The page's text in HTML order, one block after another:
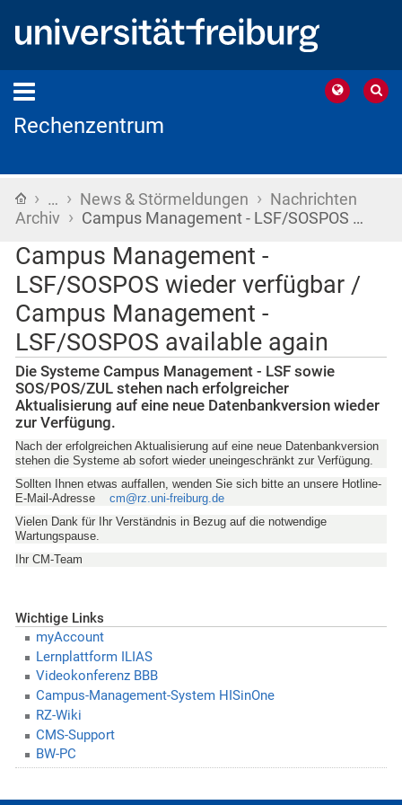
Rechenzentrum
Startseite
› … › News & Störmeldungen › Nachrichten
Archiv › Campus Management - LSF/SOSPOS …
Campus Management -
LSF/SOSPOS wieder verfügbar /
Campus Management -
LSF/SOSPOS available again
Die Systeme Campus Management - LSF sowie
SOS/POS/ZUL stehen nach erfolgreicher
Aktualisierung auf eine neue Datenbankversion wieder
zur Verfügung.
Nach der erfolgreichen Aktualisierung auf eine neue Datenbankversion
stehen die Systeme ab sofort wieder uneingeschränkt zur Verfügung.
Sollten Ihnen etwas auffallen, wenden Sie sich bitte an unsere Hotline-
E-Mail-Adresse
cm@rz.uni-freiburg.de
Vielen Dank für Ihr Verständnis in Bezug auf die notwendige
Wartungspause.
Ihr CM-Team
Wichtige Links
myAccount
Lernplattform ILIAS
Videokonferenz BBB
Campus-Management-System HISinOne
RZ-Wiki
CMS-Support
BW-PC